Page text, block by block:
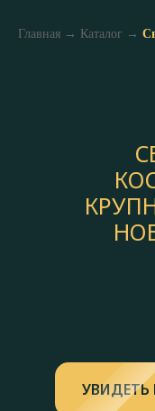
Главная → Каталог →
УВИДЕТЬ